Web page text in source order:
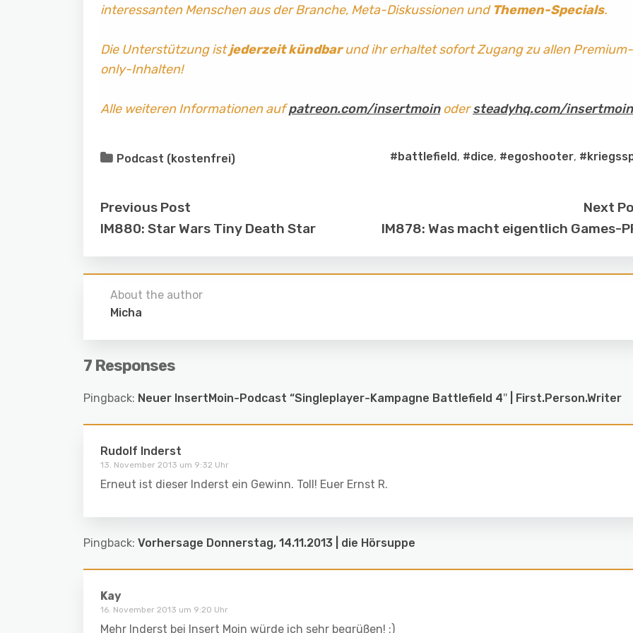
interessanten Menschen aus der Branche, Meta-Diskussionen und Themen-Specials.
Die Unterstützung istjederzeit kündbarund ihr erhaltet sofort Zugang zu allen Premium-
only-Inhalten!
Alle weiteren Informationen aufpatreon.com/insertmoinodersteadyhq.com/insertmoin
Podcast (kostenfrei) #battlefield, #dice, #egoshooter,
Previous Post
IM880: Star Wars Tiny Death Star
Next
IM878: Was macht eigentlich Games-
About the author
Micha
7 Responses
Pingback: Neuer InsertMoin-Podcast “Singleplayer-Kampagne Battlefield 4″ | First.Person.Writer
Rudolf Inderst
13. November 2013 um 9:32 Uhr
Erneut ist dieser Inderst ein Gewinn. Toll! Euer Ernst R.
Pingback: Vorhersage Donnerstag, 14.11.2013 | die Hörsuppe
Kay
16. November 2013 um 9:20 Uhr
Mehr Inderst bei Insert Moin würde ich sehr begrüßen! :)